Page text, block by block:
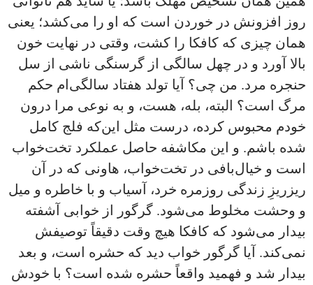
روز افزونش در خوردن است که او را می‌کشد؛ یعنی
همان چیزی که کافکا را کشت، وقتی در نهایت خون
بالا آورد و در چهل سالگی از گرسنگی ناشی از سل
حنجره مرد. من چی؟ آیا تولد هفتاد سالگی‌ام حکم
مرگ است؟ البته، بله، هست، و به نوعی مرا درون
خودم محبوس کرده، درست مثل این‌که فلج کامل
شده باشم. و این مکاشفه حاصل عملکرد تخت‌خواب
است و خیال‌بافی در تخت‌خواب، هاونی که در آن
ریزریزِ زندگی روزمره خرد، آسیاب و با خاطره و میل
و وحشت مخلوط می‌شود. گرگور از خوابی آشفته
بیدار می‌شود که کافکا هیچ وقت دقیقاً توصیفش
نمی‌کند. آیا گرگور خواب دید که حشره است، و بعد
بیدار شد و فهمید واقعاً حشره شده است؟ با خودش